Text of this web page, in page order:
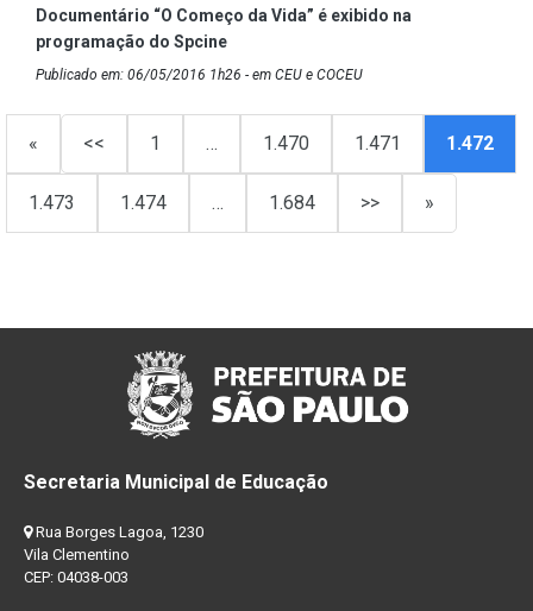
Documentário “O Começo da Vida” é exibido na
programação do Spcine
Publicado em: 06/05/2016 1h26 - em CEU e COCEU
« << 1 … 1.470 1.471 1.472
1.473 1.474 … 1.684 >> »
Secretaria Municipal de Educação
Rua Borges Lagoa, 1230
Vila Clementino
CEP: 04038-003